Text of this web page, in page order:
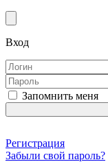
Вход
Запомнить меня
Регистрация
Забыли свой пароль?